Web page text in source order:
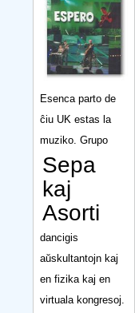
Esenca parto de
ĉiu UK estas la
muziko. Grupo
Sepa
kaj
Asorti
dancigis
aŭskultantojn kaj
en fizika kaj en
virtuala kongresoj.